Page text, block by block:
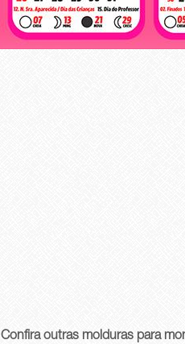
Confira outras molduras para